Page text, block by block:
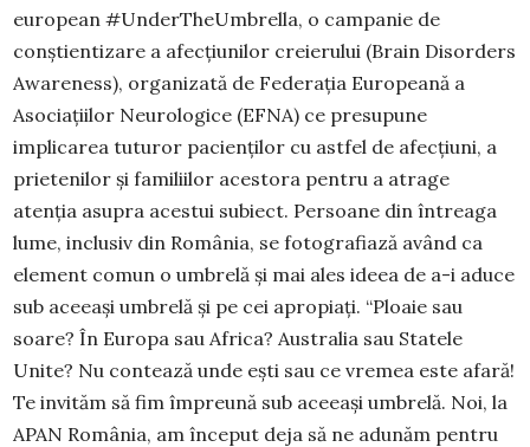
european #UnderTheUmbrella, o campanie de
conștientizare a afecțiunilor creierului (Brain Disorders
Awareness), organizată de Federația Europeană a
Asociațiilor Neurologice (EFNA) ce presupune
implicarea tuturor pacienților cu astfel de afecțiuni, a
prietenilor și familiilor acestora pentru a atrage
atenția asupra acestui subiect. Persoane din întreaga
lume, inclusiv din România, se fotografiază având ca
element comun o umbrelă și mai ales ideea de a-i aduce
sub aceeași umbrelă și pe cei apropiați. “Ploaie sau
soare? În Europa sau Africa? Australia sau Statele
Unite? Nu contează unde ești sau ce vremea este afară!
Te invităm să fim împreună sub aceeași umbrelă. Noi, la
APAN România, am început deja să ne adunăm pentru